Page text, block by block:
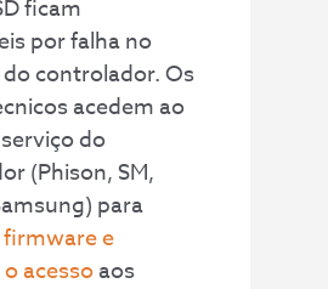
ficam
por falha no
controlador. Os
acedem ao
do
(Phison, SM,
para
e
acessoaos